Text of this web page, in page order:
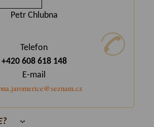
Petr Chlubna
Telefon
+420 608 618 148
E-mail